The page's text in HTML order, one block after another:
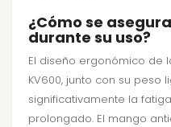
¿Cómo se
durante su uso?
El diseño ergonómico de
KV600, junto con su peso
significativamente la
prolongado. El mango